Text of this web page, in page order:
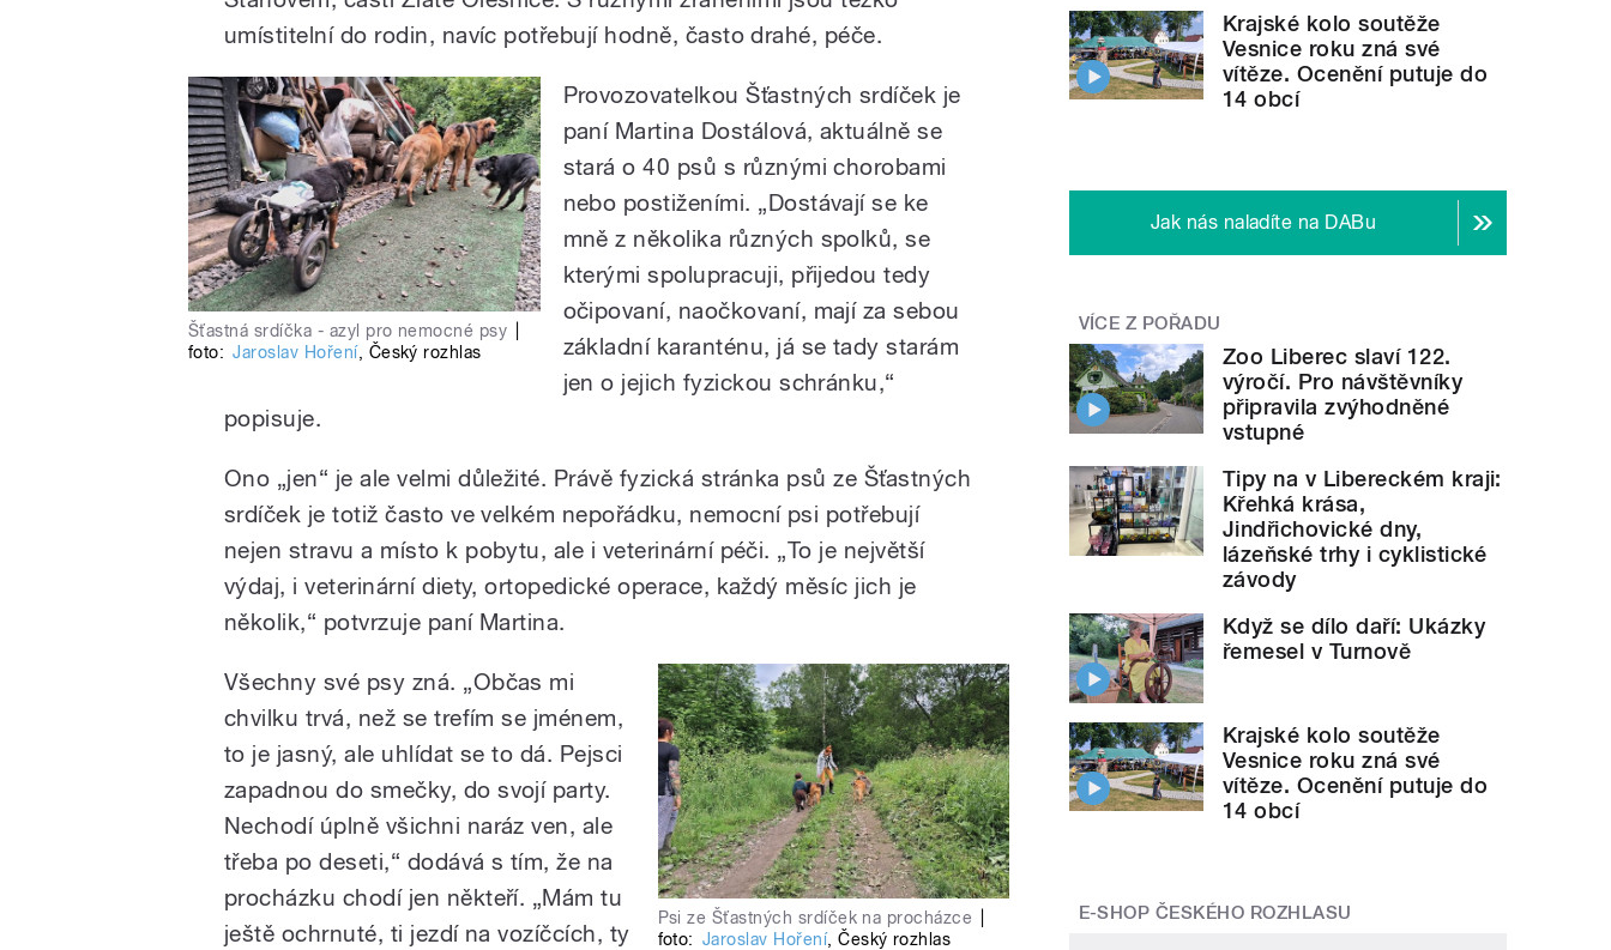
umístitelní do rodin, navíc potřebují hodně, často drahé, péče.
Šťastná srdíčka - azyl pro nemocné psy
foto: Jaroslav Hoření, Český rozhlas
Provozovatelkou Šťastných srdíček je
paní Martina Dostálová, aktuálně se
stará o 40 psů s různými chorobami
nebo postiženími. „Dostávají se ke
mně z několika různých spolků, se
kterými spolupracuji, přijedou tedy
očipovaní, naočkovaní, mají za sebou
základní karanténu, já se tady starám
jen o jejich fyzickou schránku,“
popisuje.
Ono „jen“ je ale velmi důležité. Právě fyzická stránka psů ze Šťastných
srdíček je totiž často ve velkém nepořádku, nemocní psi potřebují
nejen stravu a místo k pobytu, ale i veterinární péči. „To je největší
výdaj, i veterinární diety, ortopedické operace, každý měsíc jich je
několik,“ potvrzuje paní Martina.
Psi ze Šťastných srdíček na procházce
foto: Jaroslav Hoření,Český rozhlas
Všechny své psy zná. „Občas mi
chvilku trvá, než se trefím se jménem,
to je jasný, ale uhlídat se to dá. Pejsci
zapadnou do smečky, do svojí party.
Nechodí úplně všichni naráz ven, ale
třeba po deseti,“ dodává s tím, že na
procházku chodí jen někteří. „Mám tu
ještě ochrnuté, ti jezdí na vozíčcích, ty
Krajské kolo soutěže
Vesnice roku zná své
vítěze. Ocenění putuje do
14 obcí
Jak nás naladíte na DABu
VÍCE Z POŘADU
Zoo Liberec slaví 122.
výročí. Pro návštěvníky
připravila zvýhodněné
vstupné
Tipy na v Libereckém kraji:
Křehká krása,
Jindřichovické dny,
lázeňské trhy i cyklistické
závody
Když se dílo daří: Ukázky
řemesel v Turnově
Krajské kolo soutěže
Vesnice roku zná své
vítěze. Ocenění putuje do
14 obcí
E-SHOP ČESKÉHO ROZHLASU